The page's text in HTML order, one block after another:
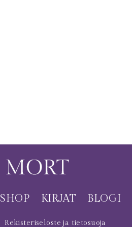
SHOP KIRJAT BLOGI
Rekisteriseloste ja tietosuoja